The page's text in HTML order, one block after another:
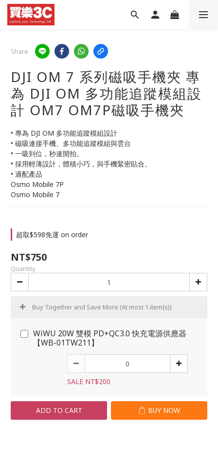
Share
DJI OM 7 系列磁吸手機夾 專
為 DJI OM 多功能追蹤模組設
計 OM7 OM7P磁吸手機夾
• 專為 DJI OM 多功能追蹤模組設計
• 磁吸連接手機、多功能追蹤模組與雲台
• 一吸到位，秒速開拍。
• 採用輕薄設計，體積小巧，與手機緊密貼合。
• 適配產品
Osmo Mobile 7P
Osmo Mobile 7
超取$598免運 on order
NT$750
Quantity
Buy Together and Save More (At most 1 item(s))
WiWU 20W 雙模 PD+QC3.0 快充電源供應器
【WB-01TW211】
SALE NT$200
ADD TO CART BUY NOW